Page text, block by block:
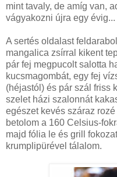
mint tavaly, de amíg van,
vágyakozni újra egy évig...
A sertés oldalast
mangalica zsírral kikent
pár fej megpucolt salotta
kucsmagombát, egy fej
(héjastól) és pár szál friss
szelet házi szalonnát
egészet kevés száraz
betolom a 160 Celsius-
majd fólia le és grill
krumplipürével tálalom.